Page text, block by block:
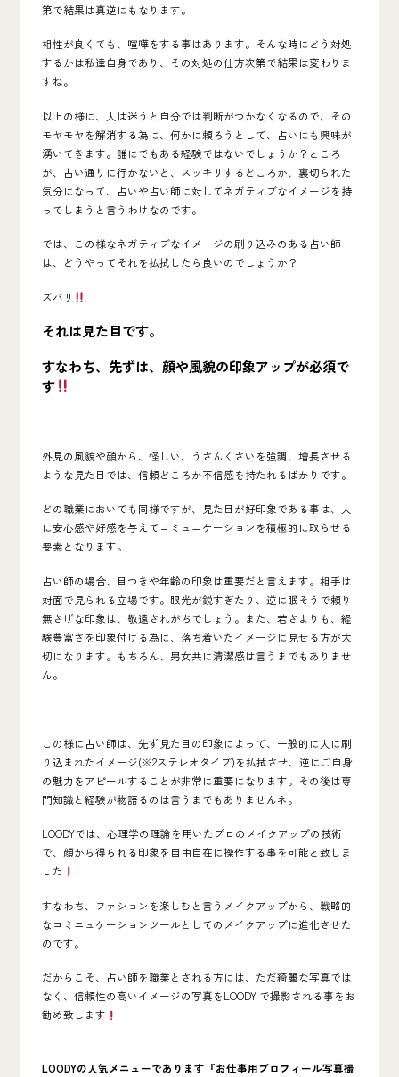
第で結果は真逆にもなります。
相性が良くても、喧嘩をする事はあります。そんな時にどう対処
するかは私達自身であり、その対処の仕方次第で結果は変わりま
すね。
以上の様に、人は迷うと自分では判断がつかなくなるので、その
モヤモヤを解消する為に、何かに頼ろうとして、占いにも興味が
湧いてきます。誰にでもある経験ではないでしょうか？ところ
が、占い通りに行かないと、スッキリするどころか、裏切られた
気分になって、占いや占い師に対してネガティブなイメージを持
ってしまうと言うわけなのです。
では、この様なネガティブなイメージの刷り込みのある占い師
は、どうやってそれを払拭したら良いのでしょうか？
ズバリ
それは見た目です。
すなわち、先ずは、 顔や風貌の印象アップが必須で
す
外見の風貌や顔から、怪しい、うさんくさいを強調、増長させる
ような見た目では、信頼どころか不信感を持たれるばかりです。
どの職業においても同様ですが、見た目が好印象である事は、人
に安心感や好感を与えてコミュニケーションを積極的に取らせる
要素となります。
占い師の場合、目つきや年齢の印象は重要だと言えます。相手は
対面で見られる立場です。眼光が鋭すぎたり、逆に眠そうで頼り
無さげな印象は、敬遠されがちでしょう。また、若さよりも、経
験豊富さを印象付ける為に、落ち着いたイメージに見せる方が大
切になります。もちろん、男女共に清潔感は言うまでもありませ
ん。
この様に占い師は、先ず見た目の印象によって、一般的に人に刷
り込まれたイメージ(※2ステレオタイプ)を払拭させ、逆にご自身
の魅力をアピールすることが非常に重要になります。その後は専
門知識と経験が物語るのは言うまでもありませんネ。
LOODYでは、心理学の理論を用いたプロのメイクアップの技術
で、顔から得られる印象を自由自在に操作する事を可能と致しま
した
すなわち、ファションを楽しむと言うメイクアップから、戦略的
なコミニュケーションツールとしてのメイクアップに進化させた
のです。
だからこそ、占い師を職業とされる方には、ただ綺麗な写真では
なく、信頼性の高いイメージの写真をLOODY で撮影される事をお
勧め致します
LOODYの人気メニューであります『お仕事用プロフィール写真撮